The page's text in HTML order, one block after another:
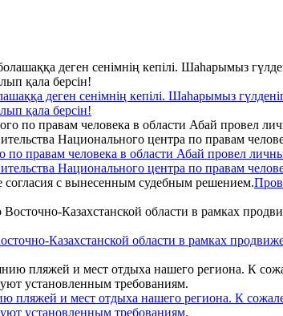
деген сенімнің кепілі. Шаһарымыз
қала берсін!
по правам человека в области Абай провел
Национального центра по правам
Казахстанской области в рамках
пляжей и мест отдыха нашего региона. К
установленным требованиям.